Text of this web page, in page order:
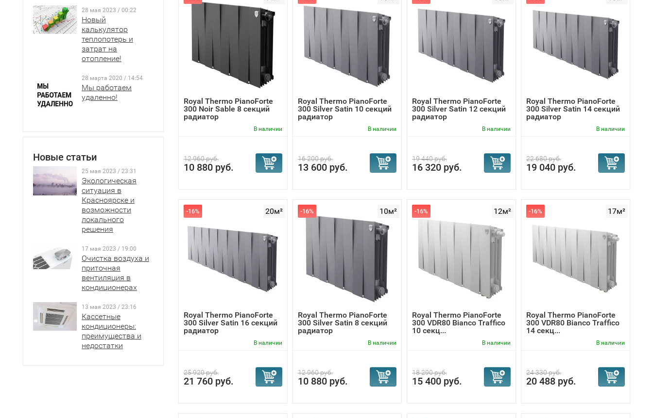
28 мая 2023 / 00:22
Новый
калькулятор
теплопотерь и
затрат на
отопление!
28 марта 2020 / 14:54
Мы работаем
удаленно!
Новые статьи
25 мая 2023 / 23:31
Экологическая
ситуация в
Красноярске и
возможности
локального
решения
17 мая 2023 / 19:00
Очистка воздуха и
приточная
вентиляция в
кондиционерах
13 мая 2023 / 23:16
Кассетные
кондиционеры:
преимущества и
недостатки
Royal Thermo PianoForte
300 Noir Sable 8 секций
радиатор
В наличии
12 960 руб.
10 880 руб.
Royal Thermo PianoForte
300 Silver Satin 10 секций
радиатор
В наличии
16 200 руб.
13 600 руб.
Royal Thermo PianoForte
300 Silver Satin 12 секций
радиатор
В наличии
19 440 руб.
16 320 руб.
Royal Thermo PianoForte
300 Silver Satin 14 секций
радиатор
В наличии
22 680 руб.
19 040 руб.
20м²
-16%
Royal Thermo PianoForte
300 Silver Satin 16 секций
радиатор
В наличии
25 920 руб.
21 760 руб.
10м²
-16%
Royal Thermo PianoForte
300 Silver Satin 8 секций
радиатор
В наличии
12 960 руб.
10 880 руб.
12м²
-16%
Royal Thermo PianoForte
300 VDR80 Bianco Traffico
10 секц...
В наличии
18 290 руб.
15 400 руб.
17м²
-16%
Royal Thermo PianoForte
300 VDR80 Bianco Traffico
14 секц...
В наличии
24 330 руб.
20 488 руб.